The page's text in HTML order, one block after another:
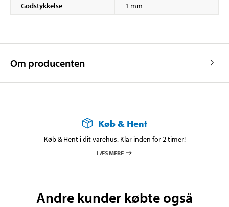
Godstykkelse
1 mm
Om producenten
Køb & Hent
Køb & Hent i dit varehus. Klar inden for 2 timer!
LÆS MERE
Andre kunder købte også